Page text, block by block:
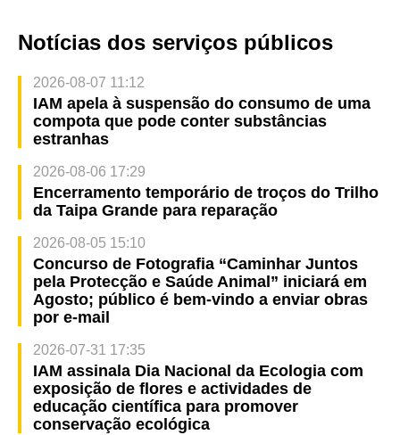
Notícias dos serviços públicos
2026-08-07 11:12
IAM apela à suspensão do consumo de uma
compota que pode conter substâncias
estranhas
2026-08-06 17:29
Encerramento temporário de troços do Trilho
da Taipa Grande para reparação
2026-08-05 15:10
Concurso de Fotografia “Caminhar Juntos
pela Protecção e Saúde Animal” iniciará em
Agosto; público é bem-vindo a enviar obras
por e-mail
2026-07-31 17:35
IAM assinala Dia Nacional da Ecologia com
exposição de flores e actividades de
educação científica para promover
conservação ecológica